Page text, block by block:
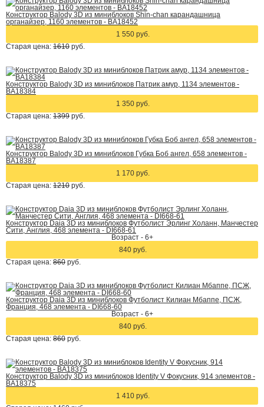
Конструктор Balody 3D из миниблоков Shin-chan карандашница
органайзер, 1160 элементов - BA18452
1 550 руб.
Старая цена: 1610 руб.
Конструктор Balody 3D из миниблоков Патрик амур, 1134 элементов -
BA18384
1 350 руб.
Старая цена: 1399 руб.
Конструктор Balody 3D из миниблоков Губка Боб ангел, 658 элементов -
BA18387
1 170 руб.
Старая цена: 1210 руб.
Конструктор Daia 3D из миниблоков Футболист Эрлинг Холанн, Манчестер
Сити, Англия, 468 элемента - DI668-61
Возраст - 6+
840 руб.
Старая цена: 860 руб.
Конструктор Daia 3D из миниблоков Футболист Килиан Мбаппе, ПСЖ,
Франция, 468 элемента - DI668-60
Возраст - 6+
840 руб.
Старая цена: 860 руб.
Конструктор Balody 3D из миниблоков Identity V Фокусник, 914 элементов -
BA18375
1 410 руб.